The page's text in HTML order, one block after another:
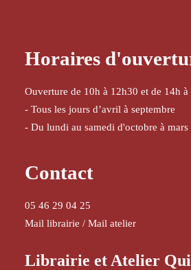
Horaires
Ouverture de 10h à 12h30 et de 14h à
- Tous les jours d’avril à septembre
- Du lundi au samedi d'octobre à mars
Contact
05 46 29 04 25
Mail librairie / Mail atelier
Librairie et Atelier